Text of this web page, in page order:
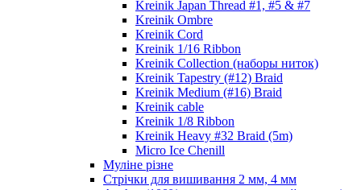
Kreinik Japan Thread #1, #5 & #7
Kreinik Ombre
Kreinik Cord
Kreinik 1/16 Ribbon
Kreinik Collection (наборы ниток)
Kreinik Tapestry (#12) Braid
Kreinik Medium (#16) Braid
Kreinik cable
Kreinik 1/8 Ribbon
Kreinik Heavy #32 Braid (5m)
Micro Ice Chenill
Муліне різне
Стрічки для вишивання 2 мм, 4 мм